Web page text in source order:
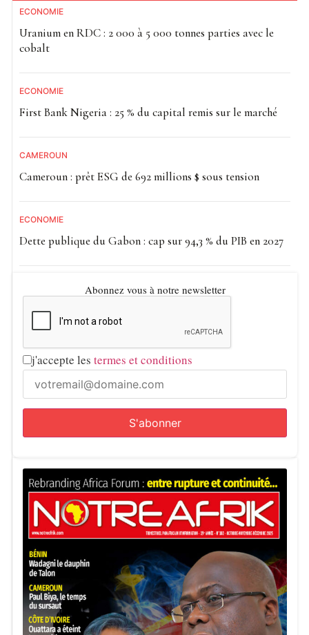
ECONOMIE
Uranium en RDC : 2 000 à 5 000 tonnes parties avec le
cobalt
ECONOMIE
First Bank Nigeria : 25 % du capital remis sur le marché
CAMEROUN
Cameroun : prêt ESG de 692 millions $ sous tension
ECONOMIE
Dette publique du Gabon : cap sur 94,3 % du PIB en 2027
Abonnez vous à notre newsletter
j'accepte les termes et conditions